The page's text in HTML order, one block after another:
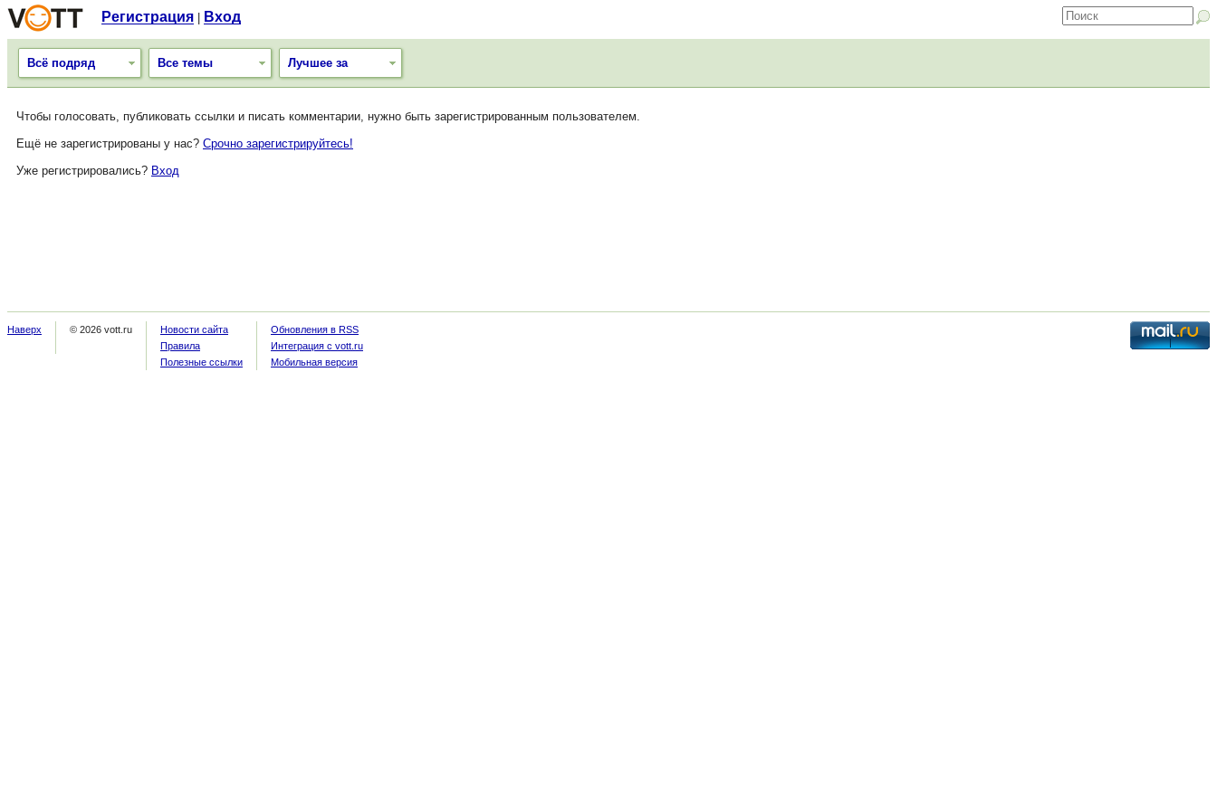
Регистрация Вход
Всё подряд Все темы Лучшее за
Чтобы голосовать, публиковать ссылки и писать комментарии, нужно быть зарегистрированным пользователем.
Ещё не зарегистрированы у нас? Срочно зарегистрируйтесь!
Уже регистрировались? Вход
Наверх © 2026 vott.ru
Новости сайта
Правила
Полезные ссылки
Обновления в RSS
Интеграция с vott.ru
Мобильная версия